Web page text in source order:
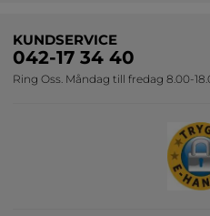
KUNDSERVICE
042-17 34 40
Ring Oss. Måndag till fredag 8.00-